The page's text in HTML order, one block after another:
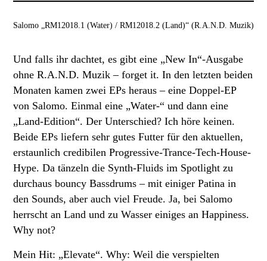
Salomo „RM12018.1 (Water) / RM12018.2 (Land)“ (R.A.N.D. Muzik)
Und falls ihr dachtet, es gibt eine „New In“-Ausgabe
ohne R.A.N.D. Muzik – forget it. In den letzten beiden
Monaten kamen zwei EPs heraus – eine Doppel-EP
von Salomo. Einmal eine „Water-“ und dann eine
„Land-Edition“. Der Unterschied? Ich höre keinen.
Beide EPs liefern sehr gutes Futter für den aktuellen,
erstaunlich credibilen Progressive-Trance-Tech-House-
Hype. Da tänzeln die Synth-Fluids im Spotlight zu
durchaus bouncy Bassdrums – mit einiger Patina in
den Sounds, aber auch viel Freude. Ja, bei Salomo
herrscht an Land und zu Wasser einiges an Happiness.
Why not?
Mein Hit: „Elevate“. Why: Weil die verspielten